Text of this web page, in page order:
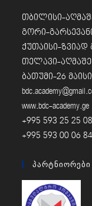
თბილისი-
გორი-
ქუთაისი-ზვიად
თელავი-
ბათუმი-26
www.bdc-academy.ge
+995 593 25 25 08
+995 593 00 06 84
Პარტნიორები